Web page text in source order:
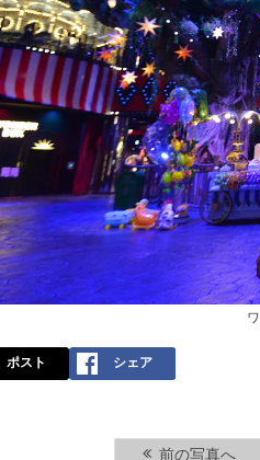
ポスト シェア
前の写真へ